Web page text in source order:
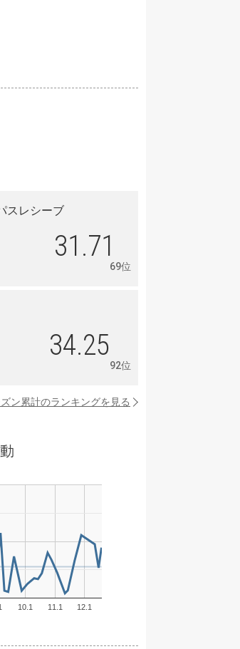
スレシーブ
31.71
69位
34.25
92位
ン累計のランキングを見る
10.1 11.1 12.1